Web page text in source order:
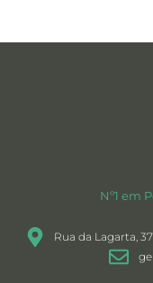
Nº1 em
Rua da Lagarta,